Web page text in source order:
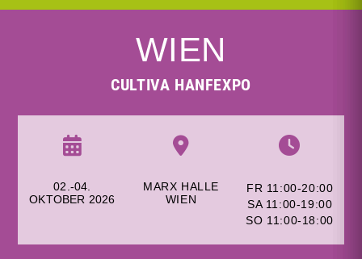
WIEN
CULTIVA HANFEXPO
02.-04.
OKTOBER 2026
MARX HALLE
WIEN
FR 11:00-20:00
SA 11:00-19:00
SO 11:00-18:00